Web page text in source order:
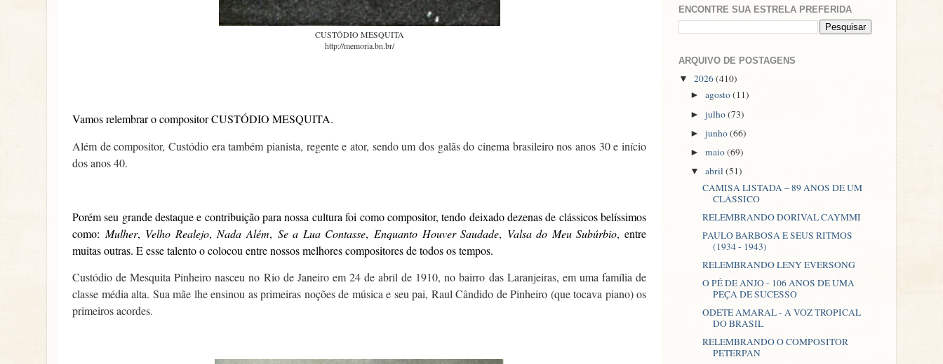
CUSTÓDIO MESQUITA
http://memoria.bn.br/
Vamos relembrar o compositor CUSTÓDIO MESQUITA.
Além de compositor, Custódio era também pianista, regente e ator, sendo um dos galãs do cinema brasileiro nos anos 30 e início
dos anos 40.
Porém seu grande destaque e contribuição para nossa cultura foi como compositor, tendo deixado dezenas de clássicos belíssimos
como: Mulher, Velho Realejo, Nada Além, Se a Lua Contasse, Enquanto Houver Saudade, Valsa do Meu Subúrbio, entre
muitas outras. E esse talento o colocou entre nossos melhores compositores de todos os tempos.
Custódio de Mesquita Pinheiro nasceu no Rio de Janeiro em 24 de abril de 1910, no bairro das Laranjeiras, em uma família de
classe média alta. Sua mãe lhe ensinou as primeiras noções de música e seu pai, Raul Cândido de Pinheiro (que tocava piano) os
primeiros acordes.
ENCONTRE SUA ESTRELA PREFERIDA
ARQUIVO DE POSTAGENS
▼ 2026(410)
►agosto(11)
►julho(73)
►junho(66)
►maio(69)
▼abril(51)
CAMISA LISTADA – 89 ANOS DE UM
CLÁSSICO
RELEMBRANDO DORIVAL CAYMMI
PAULO BARBOSA E SEUS RITMOS
(1934 - 1943)
RELEMBRANDO LENY EVERSONG
O PÉ DE ANJO - 106 ANOS DE UMA
PEÇA DE SUCESSO
ODETE AMARAL - A VOZ TROPICAL
DO BRASIL
RELEMBRANDO O COMPOSITOR
PETERPAN